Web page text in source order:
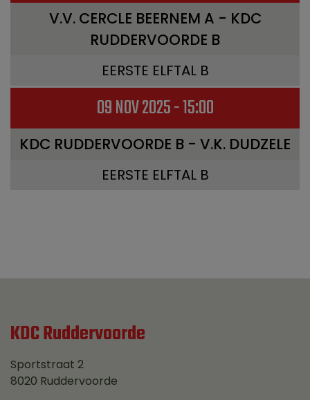
V.V. CERCLE BEERNEM A - KDC
RUDDERVOORDE B
EERSTE ELFTAL B
09 NOV 2025 - 15:00
KDC RUDDERVOORDE B - V.K. DUDZELE
EERSTE ELFTAL B
KDC Ruddervoorde
Sportstraat 2
8020 Ruddervoorde